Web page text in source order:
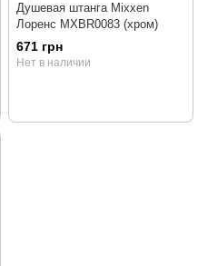
Душевая штанга Mixxen
Лоренс MXBR0083 (хром)
671 грн
Нет в наличии